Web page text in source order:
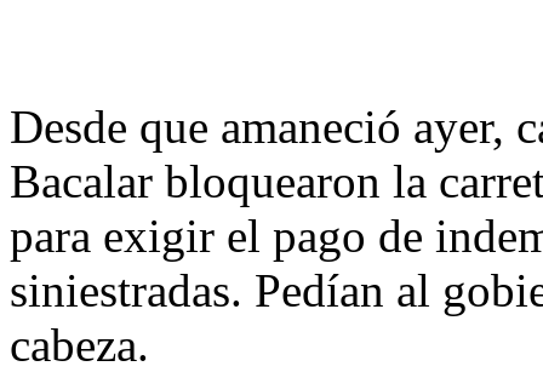
Desde que amaneció ayer,
Bacalar bloquearon la
para exigir el pago de
siniestradas. Pedían al
cabeza.